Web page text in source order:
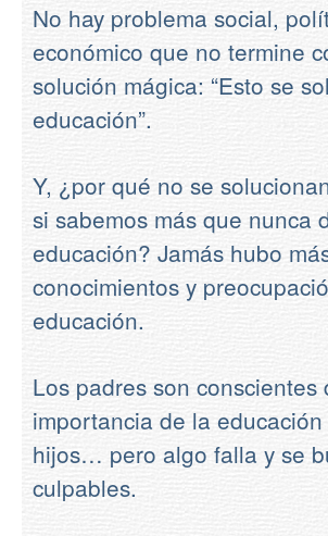
No hay problema social,
económico que no termine
solución mágica: “Esto se
educación”.
Y, ¿por qué no se
si sabemos más que nunca
educación? Jamás hubo
conocimientos y
educación.
Los padres son conscientes
importancia de la
hijos… pero algo falla y se
culpables.